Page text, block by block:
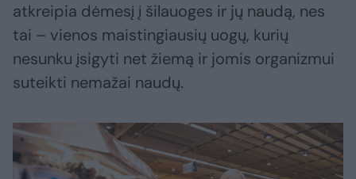
atkreipia dėmesį į šilauoges ir jų naudą, nes
tai – vienos maistingiausių uogų, kurių
nesunku įsigyti net žiemą ir jomis organizmui
suteikti nemažai naudų.